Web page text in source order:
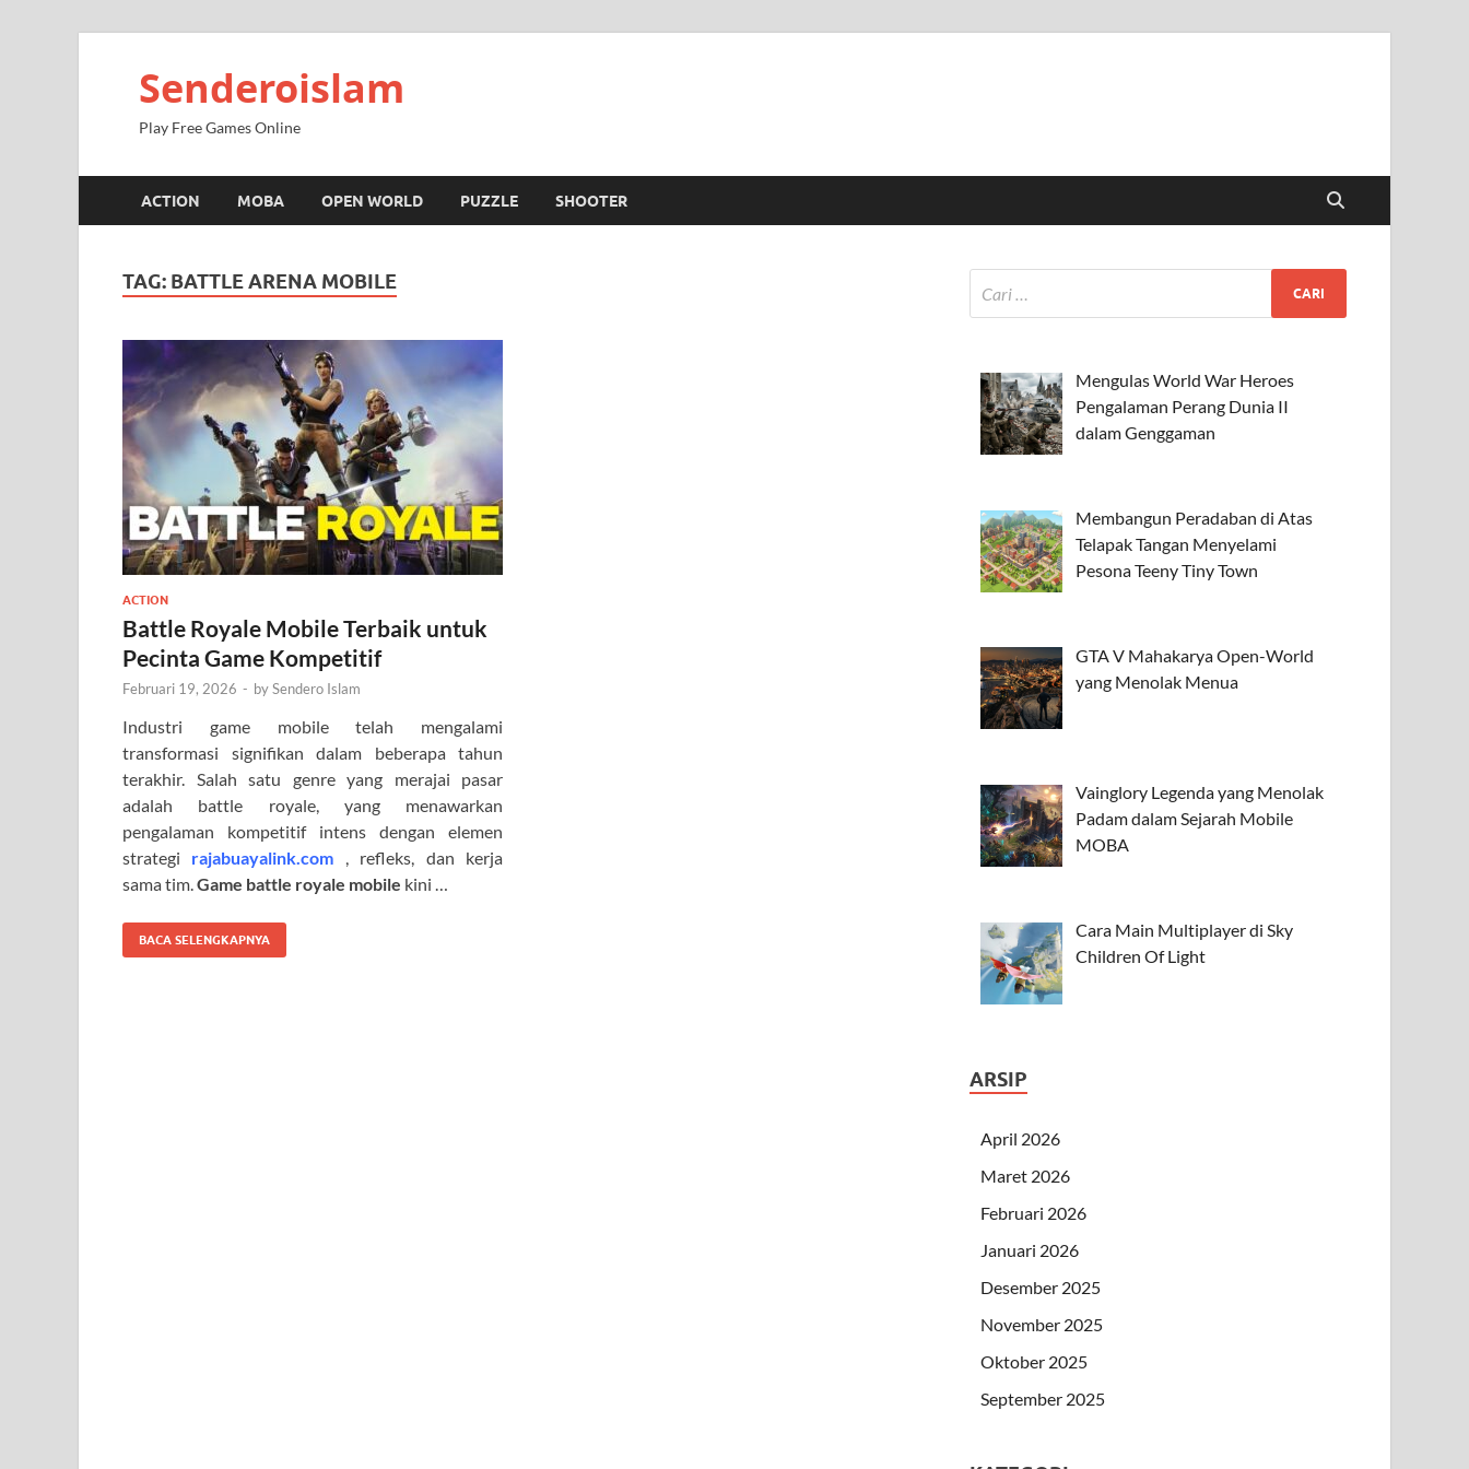
Senderoislam
Play Free Games Online
ACTION MOBA OPEN WORLD PUZZLE SHOOTER
TAG: BATTLE ARENA MOBILE
ACTION
Battle Royale Mobile Terbaik untuk
Pecinta Game Kompetitif
Februari 19, 2026 - bySendero Islam
Industri game mobile telah mengalami
transformasi signifikan dalam beberapa tahun
terakhir. Salah satu genre yang merajai pasar
adalah battle royale, yang menawarkan
pengalaman kompetitif intens dengan elemen
strategi rajabuayalink.com , refleks, dan kerja
sama tim. Game battle royale mobile kini …
BACA SELENGKAPNYA
Mengulas World War Heroes
Pengalaman Perang Dunia II
dalam Genggaman
Membangun Peradaban di Atas
Telapak Tangan Menyelami
Pesona Teeny Tiny Town
GTA V Mahakarya Open-World
yang Menolak Menua
Vainglory Legenda yang Menolak
Padam dalam Sejarah Mobile
MOBA
Cara Main Multiplayer di Sky
Children Of Light
ARSIP
April 2026
Maret 2026
Februari 2026
Januari 2026
Desember 2025
November 2025
Oktober 2025
September 2025